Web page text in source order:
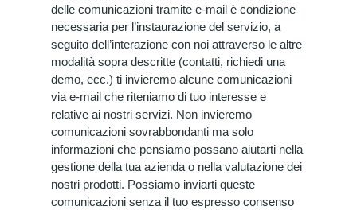
delle comunicazioni tramite e-mail è condizione
necessaria per l’instaurazione del servizio, a
seguito dell’interazione con noi attraverso le altre
modalità sopra descritte (contatti, richiedi una
demo, ecc.) ti invieremo alcune comunicazioni
via e-mail che riteniamo di tuo interesse e
relative ai nostri servizi. Non invieremo
comunicazioni sovrabbondanti ma solo
informazioni che pensiamo possano aiutarti nella
gestione della tua azienda o nella valutazione dei
nostri prodotti. Possiamo inviarti queste
comunicazioni senza il tuo espresso consenso